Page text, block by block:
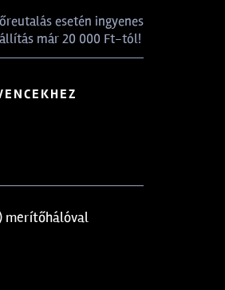
esetén ingyenes
már 20 000 Ft-tól!
merítőhálóval